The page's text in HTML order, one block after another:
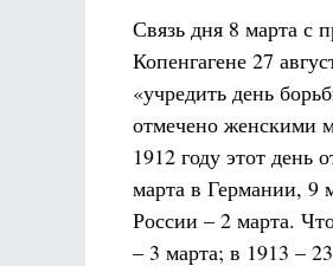
Связь дня 8 марта с
Копенгагене 27
«учредить день
отмечено женскими
1912 году этот
марта в Германии,
России – 2 марта.
– 3 марта; в 1913 –